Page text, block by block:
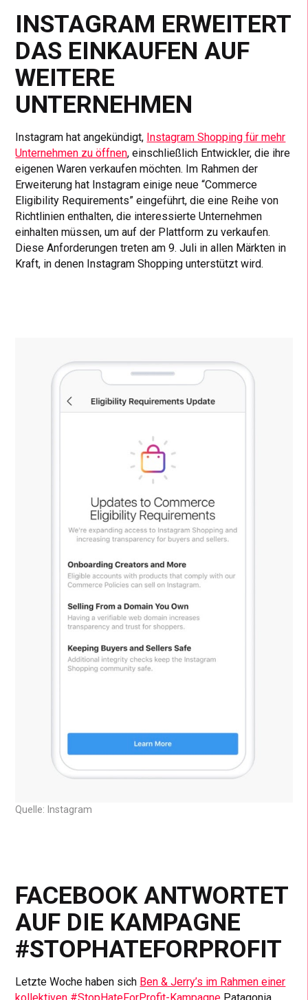
INSTAGRAM ERWEITERT
DAS EINKAUFEN AUF
WEITERE
UNTERNEHMEN
Instagram hat angekündigt, Instagram Shopping für mehr
Unternehmen zu öffnen, einschließlich Entwickler, die ihre
eigenen Waren verkaufen möchten. Im Rahmen der
Erweiterung hat Instagram einige neue “Commerce
Eligibility Requirements” eingeführt, die eine Reihe von
Richtlinien enthalten, die interessierte Unternehmen
einhalten müssen, um auf der Plattform zu verkaufen.
Diese Anforderungen treten am 9. Juli in allen Märkten in
Kraft, in denen Instagram Shopping unterstützt wird.
Quelle: Instagram
FACEBOOK ANTWORTET
AUF DIE KAMPAGNE
#STOPHATEFORPROFIT
Letzte Woche haben sich Ben & Jerry’s im Rahmen einer